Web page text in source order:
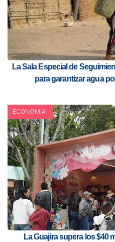
La Sala Especial de
para garantizar agua
ECONOMÍA
La Guajira supera los $40